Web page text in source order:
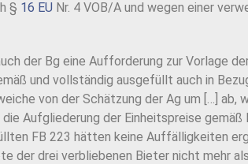
§ 16 EU Nr. 4 VOB/A und wegen einer
der Bg eine Aufforderung zur Vorlage
und vollständig ausgefüllt auch in
von der Schätzung der Ag um […] ab,
Aufgliederung der Einheitspreise
FB 223 hätten keine Auffälligkeiten
der drei verbliebenen Bieter nicht mehr